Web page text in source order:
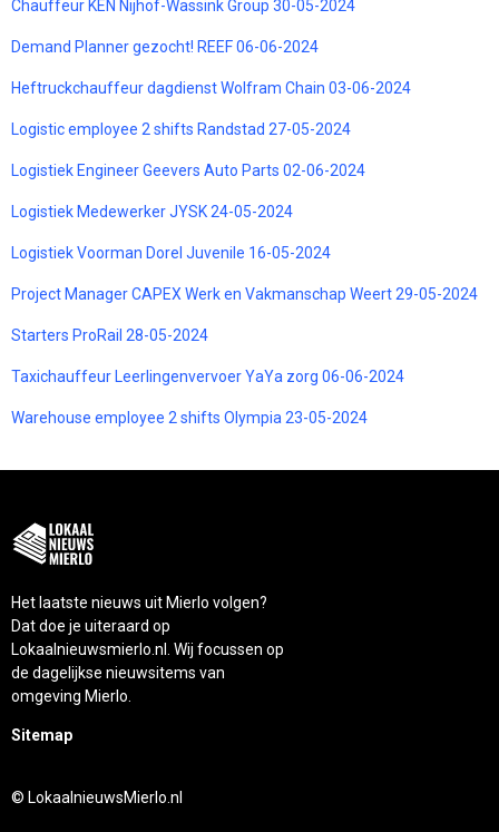
Chauffeur KEN Nijhof-Wassink Group 30-05-2024
Demand Planner gezocht! REEF 06-06-2024
Heftruckchauffeur dagdienst Wolfram Chain 03-06-2024
Logistic employee 2 shifts Randstad 27-05-2024
Logistiek Engineer Geevers Auto Parts 02-06-2024
Logistiek Medewerker JYSK 24-05-2024
Logistiek Voorman Dorel Juvenile 16-05-2024
Project Manager CAPEX Werk en Vakmanschap Weert 29-05-2024
Starters ProRail 28-05-2024
Taxichauffeur Leerlingenvervoer YaYa zorg 06-06-2024
Warehouse employee 2 shifts Olympia 23-05-2024
Het laatste nieuws uit Mierlo volgen?
Dat doe je uiteraard op
Lokaalnieuwsmierlo.nl. Wij focussen op
de dagelijkse nieuwsitems van
omgeving Mierlo.
Sitemap
© LokaalnieuwsMierlo.nl